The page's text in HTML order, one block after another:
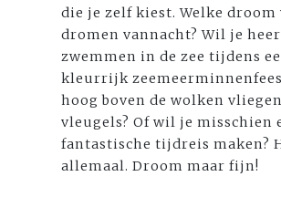
die je zelf kiest. Welke
dromen vannacht? Wil je
zwemmen in de zee tijdens
kleurrijk
hoog boven de wolken
vleugels? Of wil je misschien
fantastische tijdreis maken?
allemaal. Droom maar fijn!